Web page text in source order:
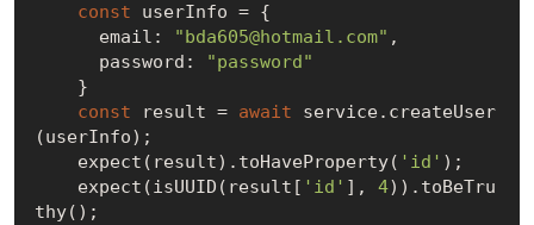
const userInfo = {
      email:
"bda605@hotmail.com" ,
      password:
"password"
const result = await service.createUser
(userInfo);
    expect(result).toHaveProperty(
'id' );
    expect(isUUID(result[
'id' ], 4)).toBeTru
thy();